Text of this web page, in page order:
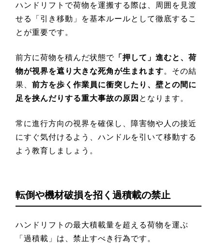
ハンドリフトで荷物を運搬する際は、周囲を見渡
せる「引き移動」を基本ルールとして徹底するこ
とが重要です。
前方に荷物を積んだ状態で 「押して」進むと、荷
物が視界を遮り大きな死角が生まれます。その結
果、 前方を歩く作業員に衝突したり、壁との間に
足を挟んだりする重大事故の原因 となります。
常に進行方向の視界を確保し、障害物や人の接近
にすぐ気付けるよう、ハンドルを引いて移動する
よう教育しましょう。
転倒や機材破損を招く過積載の禁止
ハンドリフトの最大積載量を超える荷物を運ぶ
「過積載」は、禁止すべき行為です。